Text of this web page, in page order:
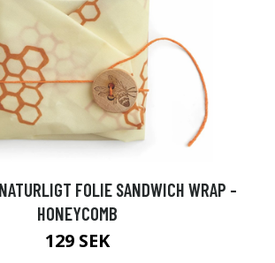
FOLIE SANDWICH WRAP -
HONEYCOMB
129 SEK